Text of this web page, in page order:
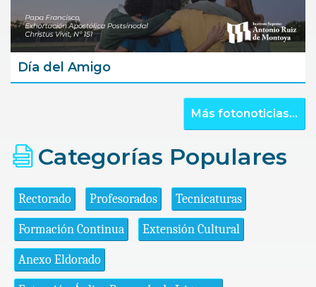
Día del Amigo
Más fotonoticias...
Categorías Populares
Rectorado Profesorados Tecnicaturas
Formación Continua Extensión Cultural
Anexo Eldorado